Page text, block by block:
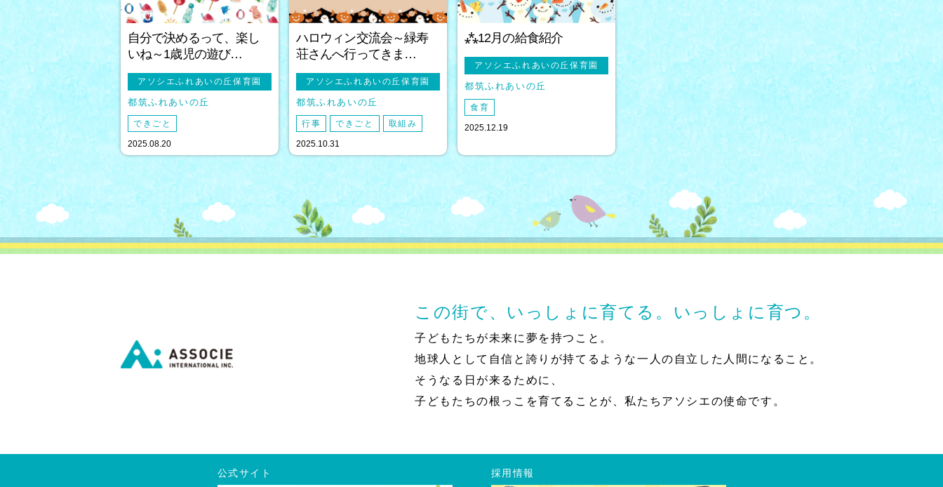
自分で決めるって、楽し
いね～1歳児の遊び…
アソシエふれあいの丘保育園
都筑ふれあいの丘
できごと
2025.08.20
ハロウィン交流会～緑寿
荘さんへ行ってきま…
アソシエふれあいの丘保育園
都筑ふれあいの丘
行事 できごと 取組み
2025.10.31
⁂12月の給食紹介
アソシエふれあいの丘保育園
都筑ふれあいの丘
食育
2025.12.19
この街で、いっしょに育てる。いっしょに育つ。
子どもたちが未来に夢を持つこと。
地球人として自信と誇りが持てるような一人の自立した人間になること。
そうなる日が来るために、
子どもたちの根っこを育てることが、私たちアソシエの使命です。
公式サイト 採用情報